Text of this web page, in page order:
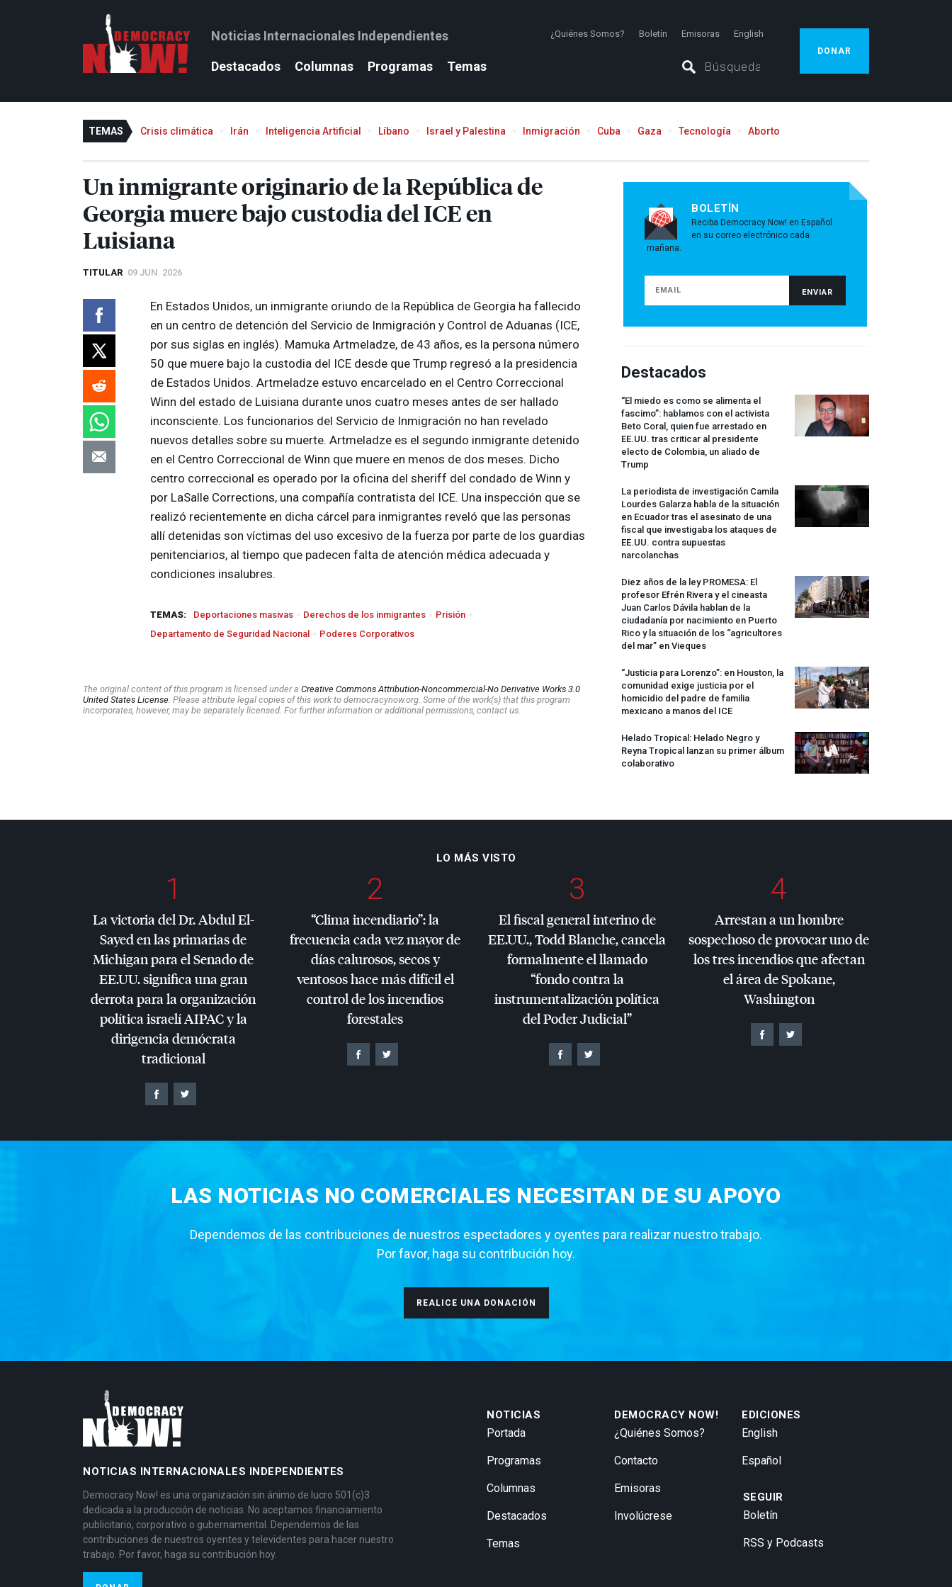
Noticias Internacionales Independientes ¿Quiénes Somos? Boletín Emisoras English
Destacados Columnas Programas Temas
DONAR
TEMAS Crisis climática Irán Inteligencia Artificial Líbano Israel y Palestina Inmigración Cuba Gaza Tecnología Aborto
Un inmigrante originario de la República de
Georgia muere bajo custodia delICEen
Luisiana
TITULAR 09 JUN. 2026
En Estados Unidos, un inmigrante oriundo de la República de Georgia ha fallecido
en un centro de detención del Servicio de Inmigración y Control de Aduanas (ICE,
por sus siglas en inglés). Mamuka Artmeladze, de 43 años, es la persona número
50 que muere bajo la custodia del ICE desde que Trump regresó a la presidencia
de Estados Unidos. Artmeladze estuvo encarcelado en el Centro Correccional
Winn del estado de Luisiana durante unos cuatro meses antes de ser hallado
inconsciente. Los funcionarios del Servicio de Inmigración no han revelado
nuevos detalles sobre su muerte. Artmeladze es el segundo inmigrante detenido
en el Centro Correccional de Winn que muere en menos de dos meses. Dicho
centro correccional es operado por la oficina del sheriff del condado de Winn y
por LaSalle Corrections, una compañía contratista del ICE. Una inspección que se
realizó recientemente en dicha cárcel para inmigrantes reveló que las personas
allí detenidas son víctimas del uso excesivo de la fuerza por parte de los guardias
penitenciarios, al tiempo que padecen falta de atención médica adecuada y
condiciones insalubres.
TEMAS: Deportaciones masivas Derechos de los inmigrantes
Prisión
Departamento de Seguridad Nacional
Poderes Corporativos
The original content of this program is licensed under a Creative Commons Attribution-Noncommercial-No Derivative Works 3.0
United States License . Please attribute legal copies of this work to democracynow.org. Some of the work(s) that this program
incorporates, however, may be separately licensed. For further information or additional permissions, contact us.
BOLETÍN
Reciba Democracy Now! en Español
en su correo electrónico cada
mañana.
Destacados
“El miedo es como se alimenta el
fascimo”: hablamos con el activista
Beto Coral, quien fue arrestado en
EE.UU. tras criticar al presidente
electo de Colombia, un aliado de
Trump
La periodista de investigación Camila
Lourdes Galarza habla de la situación
en Ecuador tras el asesinato de una
fiscal que investigaba los ataques de
EE.UU. contra supuestas
narcolanchas
Diez años de la ley PROMESA: El
profesor Efrén Rivera y el cineasta
Juan Carlos Dávila hablan de la
ciudadanía por nacimiento en Puerto
Rico y la situación de los “agricultores
del mar” en Vieques
“Justicia para Lorenzo”: en Houston, la
comunidad exige justicia por el
homicidio del padre de familia
mexicano a manos del ICE
Helado Tropical: Helado Negro y
Reyna Tropical lanzan su primer álbum
colaborativo
LO MÁS VISTO
1
La victoria del Dr. Abdul El-
Sayed en las primarias de
Michigan para el Senado de
EE.UU. significa una gran
derrota para la organización
política israelíAIPACy la
dirigencia demócrata
tradicional
2
“Clima incendiario”: la
frecuencia cada vez mayor de
días calurosos, secos y
ventosos hace más difícil el
control de los incendios
forestales
3
El fiscal general interino de
EE.UU., Todd Blanche, cancela
formalmente el llamado
“fondo contra la
instrumentalización política
del Poder Judicial”
4
Arrestan a un hombre
sospechoso de provocar uno de
los tres incendios que afectan
el área de Spokane,
Washington
LAS NOTICIAS NO COMERCIALES NECESITAN DE SU APOYO
Dependemos de las contribuciones de nuestros espectadores y oyentes para realizar nuestro trabajo.
Por favor, haga su contribución hoy.
REALICE UNA DONACIÓN
NOTICIAS INTERNACIONALES INDEPENDIENTES
Democracy Now! es una organización sin ánimo de lucro 501(c)3
dedicada a la producción de noticias. No aceptamos financiamiento
publicitario, corporativo o gubernamental. Dependemos de las
contribuciones de nuestros oyentes y televidentes para hacer nuestro
trabajo. Por favor, haga su contribución hoy.
NOTICIAS
Portada
Programas
Columnas
Destacados
Temas
DEMOCRACY NOW!
¿Quiénes Somos?
Contacto
Emisoras
Involúcrese
EDICIONES
English
Español
SEGUIR
Boletín
RSS y Podcasts